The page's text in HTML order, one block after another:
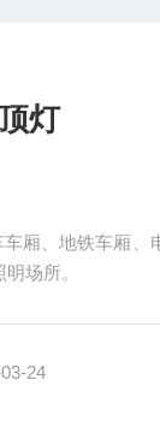
灯
厢、地铁车厢、
场所。
24